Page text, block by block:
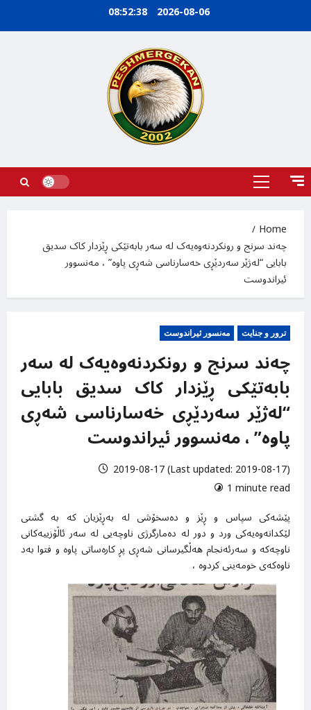
2026-08-06
08:52:39
Primary
Home
چەند سرنج و رونکردنەوەیەک لە سەر بابەتێکی ڕێزدار کاک سدیق
بابایی “لەژێر سەردێڕی خەسارناسی شەڕی پاوە” ، مەنسوور
ئیراندوست
ترور و جنایت مەنسور ئیراندوست
چەند سرنج و رونکردنەوەیەک لە سەر
بابەتێکی ڕێزدار کاک سدیق بابایی
“لەژێر سەردێڕی خەسارناسی شەڕی
پاوە” ، مەنسوور ئیراندوست
2019-08-17 (Last updated: 2019-08-17)
1 minute read
پێشەکی سپاس و ڕێز و دەسخۆشی لە بەڕێزیان کە بە گشتی
لێکدانەوەیەکی ورد و دور لە دەمارگرژی ناوچەیی لە سەر ئاڵۆزییەکانی
ناوچەکە و سەرئەنجام هەڵگیرسانی شەڕی پڕ کارەساتی پاوە و فتوا بەد
ناوەکەی خومەینی کردوە ،